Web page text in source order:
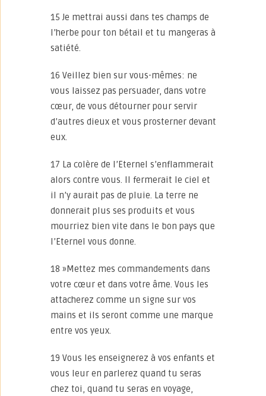
15 Je mettrai aussi dans tes champs de
l’herbe pour ton bétail et tu mangeras à
satiété.
16 Veillez bien sur vous-mêmes: ne
vous laissez pas persuader, dans votre
cœur, de vous détourner pour servir
d’autres dieux et vous prosterner devant
eux.
17 La colère de l’Eternel s’enflammerait
alors contre vous. Il fermerait le ciel et
il n’y aurait pas de pluie. La terre ne
donnerait plus ses produits et vous
mourriez bien vite dans le bon pays que
l’Eternel vous donne.
18 »Mettez mes commandements dans
votre cœur et dans votre âme. Vous les
attacherez comme un signe sur vos
mains et ils seront comme une marque
entre vos yeux.
19 Vous les enseignerez à vos enfants et
vous leur en parlerez quand tu seras
chez toi, quand tu seras en voyage,